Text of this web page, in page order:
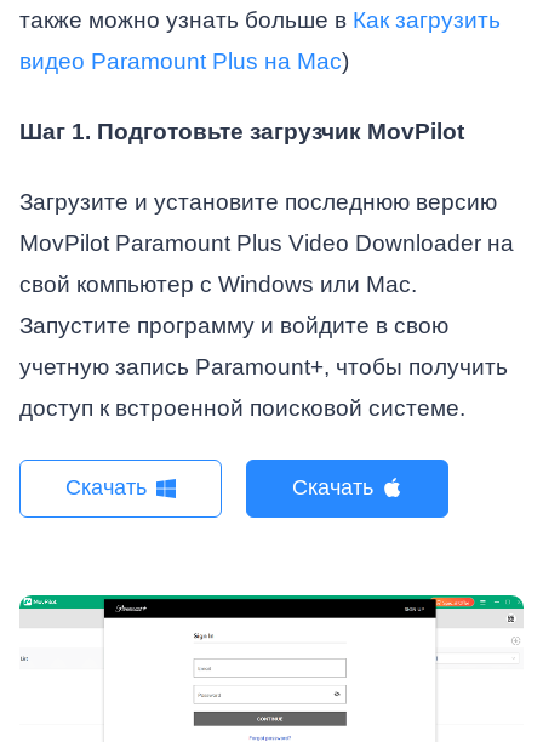
также можно узнать больше в Как загрузить
видео Paramount Plus на Mac)
Шаг 1. Подготовьте загрузчик MovPilot
Загрузите и установите последнюю версию
MovPilot Paramount Plus Video Downloader на
свой компьютер с Windows или Mac.
Запустите программу и войдите в свою
учетную запись Paramount+, чтобы получить
доступ к встроенной поисковой системе.
Скачать Скачать